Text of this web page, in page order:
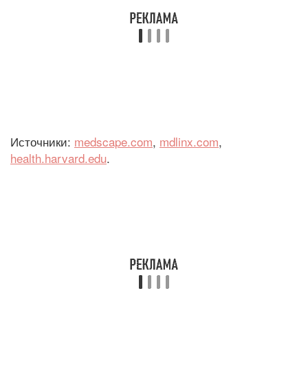
Источники: medscape.com, mdlinx.com,
health.harvard.edu.